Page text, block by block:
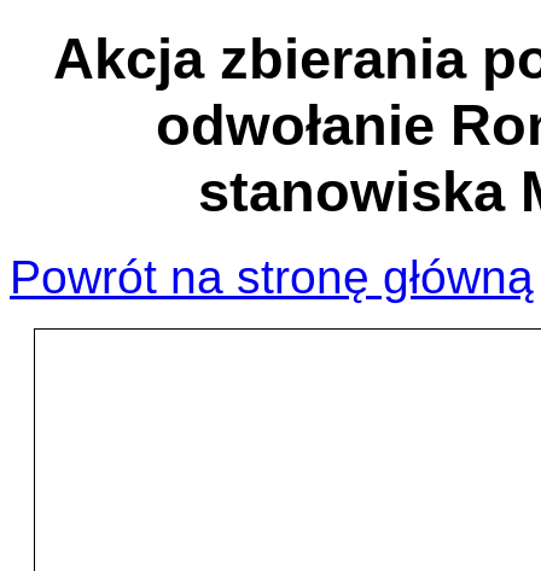
Akcja zbierania
odwołanie
stanowiska
Powrót na stronę główną